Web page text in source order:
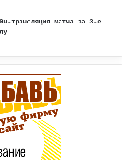
трансляция матча за 3-е